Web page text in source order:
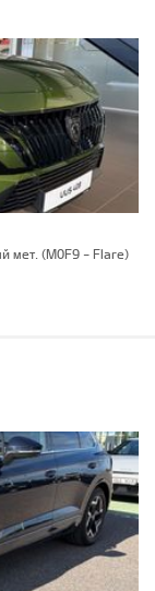
мет. (M0F9 - Flare)